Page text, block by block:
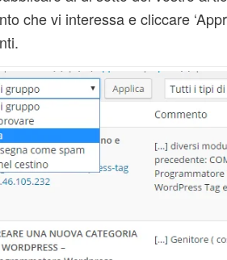
che vi interessa e cliccare